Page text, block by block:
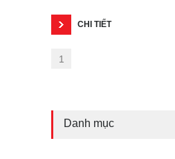
CHI TIẾT
1
Danh mục